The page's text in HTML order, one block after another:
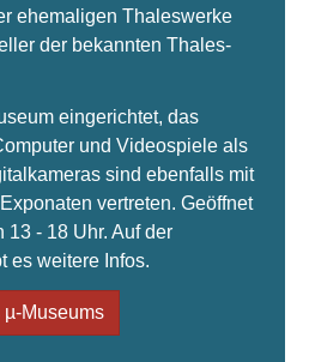
ehemaligen Thaleswerke
der bekannten Thales-
eingerichtet, das
und Videospiele als
sind ebenfalls mit
vertreten. Geöffnet
13 - 18 Uhr. Auf der
es weitere Infos.
Museums